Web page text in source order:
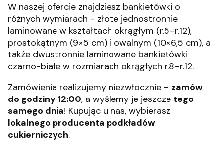
W naszej ofercie znajdziesz bankietówki o
różnych wymiarach - złote jednostronnie
laminowane w kształtach okrągłym (r.5–r.12),
prostokątnym (9×5 cm) i owalnym (10×6,5 cm), a
także dwustronnie laminowane bankietówki
czarno-białe w rozmiarach okrągłych r.8–r.12.
Zamówienia realizujemy niezwłocznie – zamów
do godziny 12:00, a wyślemy je jeszcze tego
samego dnia! Kupując u nas, wybierasz
lokalnego producenta podkładów
cukierniczych.